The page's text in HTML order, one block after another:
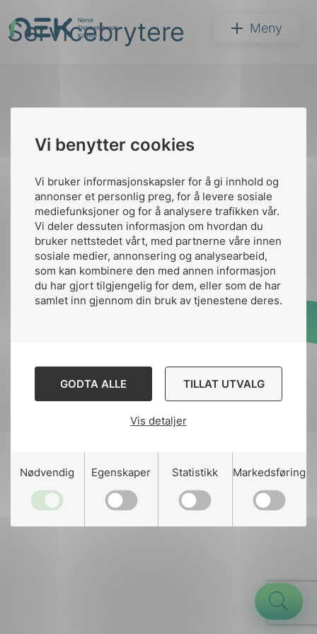
Vi benytter cookies
Vi bruker informasjonskapsler for å gi innhold og
annonser et personlig preg, for å levere sosiale
mediefunksjoner og for å analysere trafikken vår.
Vi deler dessuten informasjon om hvordan du
bruker nettstedet vårt, med partnerne våre innen
sosiale medier, annonsering og analysearbeid,
som kan kombinere den med annen informasjon
du har gjort tilgjengelig for dem, eller som de har
samlet inn gjennom din bruk av tjenestene deres.
GODTA ALLE TILLAT UTVALG
Vis detaljer
Nødvendig Egenskaper Statistikk Markedsføring
til
innhold
NEK Meny
Søk
Servicebrytere
Kontakt oss
Ansatte
nek@nek.no
Kontakt
Bruk av Cookies